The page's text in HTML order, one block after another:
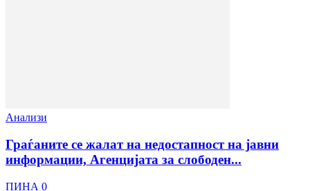
Анализи
Граѓаните се жалат на недостапност на јавни
информации, Агенцијата за слободен...
ПИНА 0